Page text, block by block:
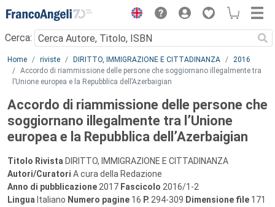
Menu
Cerca:
Main content
Home riviste DIRITTO, IMMIGRAZIONE E CITTADINANZA
2016
Accordo di riammissione delle persone che soggiornano illegalmente tra
l’Unione europea e la Repubblica dell’Azerbaigian
Accordo di riammissione delle persone che
soggiornano illegalmente tra l’Unione
europea e la Repubblica dell’Azerbaigian
Titolo Rivista DIRITTO, IMMIGRAZIONE E CITTADINANZA
Autori/Curatori A cura della Redazione
Anno di pubblicazione 2017 Fascicolo 2016/1-2
Lingua Italiano Numero pagine 16 P. 294-309 Dimensione file 171